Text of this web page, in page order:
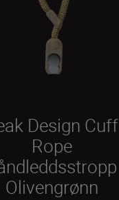
Design Cuff
Rope
Olivengrønn